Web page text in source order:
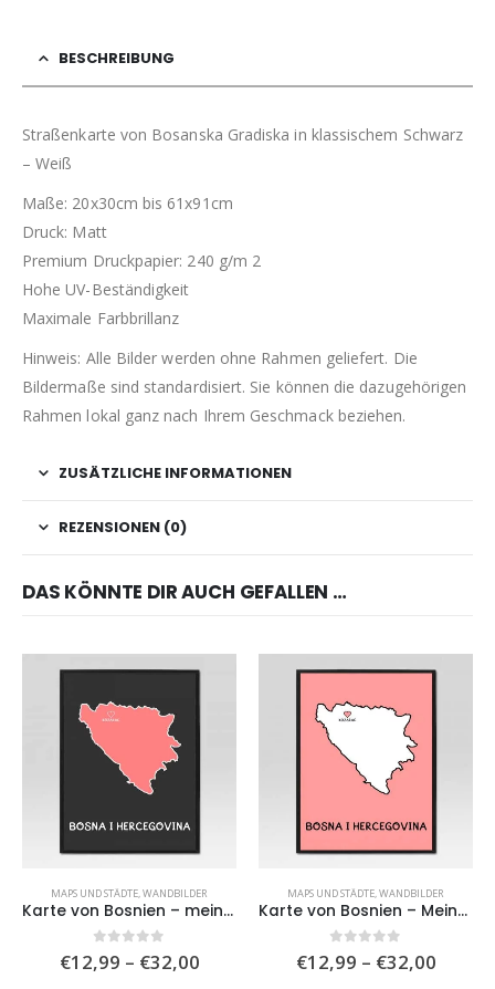
BESCHREIBUNG
Straßenkarte von Bosanska Gradiska in klassischem Schwarz
– Weiß
Maße: 20x30cm bis 61x91cm
Druck: Matt
Premium Druckpapier: 240 g/m 2
Hohe UV-Beständigkeit
Maximale Farbbrillanz
Hinweis: Alle Bilder werden ohne Rahmen geliefert. Die
Bildermaße sind standardisiert. Sie können die dazugehörigen
Rahmen lokal ganz nach Ihrem Geschmack beziehen.
ZUSÄTZLICHE INFORMATIONEN
REZENSIONEN (0)
DAS KÖNNTE DIR AUCH GEFALLEN …
MAPS UND STÄDTE,WANDBILDER
Karte von Bosnien – meine Stadt II
0von 5
€12,99 – €32,00Preisspanne:
MAPS UND STÄDTE,WANDBILDER
Karte von Bosnien – Meine Stadt
0von 5
€12,99 – €32,00